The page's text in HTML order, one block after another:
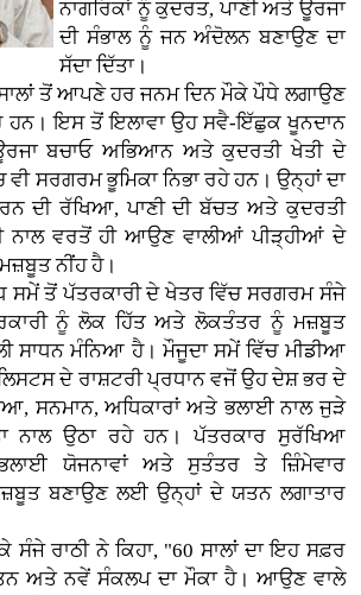
ਨਾਗਰਿਕਾਂ ਨੂੰ ਕੁਦਰਤ, ਪਾਣੀ ਅਤੇ ਊਰਜਾ
ਦੀ ਸੰਭਾਲ ਨੂੰ ਜਨ ਅੰਦੋਲਨ ਬਣਾਉਣ ਦਾ
ਸੱਦਾ ਦਿੱਤਾ।
ਸਾਲਾਂ ਤੋਂ ਆਪਣੇ ਹਰ ਜਨਮ ਦਿਨ ਮੌਕੇ ਪੌਧੇ ਲਗਾਉਣ
ਹਨ। ਇਸ ਤੋਂ ਇਲਾਵਾ ਉਹ ਸਵੈ-ਇੱਛੁਕ ਖੂਨਦਾਨ
ਬਚਾਓ ਅਭਿਆਨ ਅਤੇ ਕੁਦਰਤੀ ਖੇਤੀ ਦੇ
ਵੀ ਸਰਗਰਮ ਭੂਮਿਕਾ ਨਿਭਾ ਰਹੇ ਹਨ। ਉਨ੍ਹਾਂ ਦਾ
ਦੀ ਰੱਖਿਆ, ਪਾਣੀ ਦੀ ਬੱਚਤ ਅਤੇ ਕੁਦਰਤੀ
ਨਾਲ ਵਰਤੋਂ ਹੀ ਆਉਣ ਵਾਲੀਆਂ ਪੀੜ੍ਹੀਆਂ ਦੇ
ਨੀਂਹ ਹੈ।
ਸਮੇਂ ਤੋਂ ਪੱਤਰਕਾਰੀ ਦੇ ਖੇਤਰ ਵਿੱਚ ਸਰਗਰਮ ਸੰਜੇ
ਨੂੰ ਲੋਕ ਹਿੱਤ ਅਤੇ ਲੋਕਤੰਤਰ ਨੂੰ ਮਜ਼ਬੂਤ
ਸਾਧਨ ਮੰਨਿਆ ਹੈ। ਮੌਜੂਦਾ ਸਮੇਂ ਵਿੱਚ ਮੀਡੀਆ
ਦੇ ਰਾਸ਼ਟਰੀ ਪ੍ਰਧਾਨ ਵਜੋਂ ਉਹ ਦੇਸ਼ ਭਰ ਦੇ
ਸਨਮਾਨ, ਅਧਿਕਾਰਾਂ ਅਤੇ ਭਲਾਈ ਨਾਲ ਜੁੜੇ
ਨਾਲ ਉਠਾ ਰਹੇ ਹਨ। ਪੱਤਰਕਾਰ ਸੁਰੱਖਿਆ
ਯੋਜਨਾਵਾਂ ਅਤੇ ਸੁਤੰਤਰ ਤੇ ਜ਼ਿੰਮੇਵਾਰ
ਬਣਾਉਣ ਲਈ ਉਨ੍ਹਾਂ ਦੇ ਯਤਨ ਲਗਾਤਾਰ
ਰਾਠੀ ਨੇ ਕਿਹਾ, "60 ਸਾਲਾਂ ਦਾ ਇਹ ਸਫ਼ਰ
ਅਤੇ ਨਵੇਂ ਸੰਕਲਪ ਦਾ ਮੌਕਾ ਹੈ। ਆਉਣ ਵਾਲੇ